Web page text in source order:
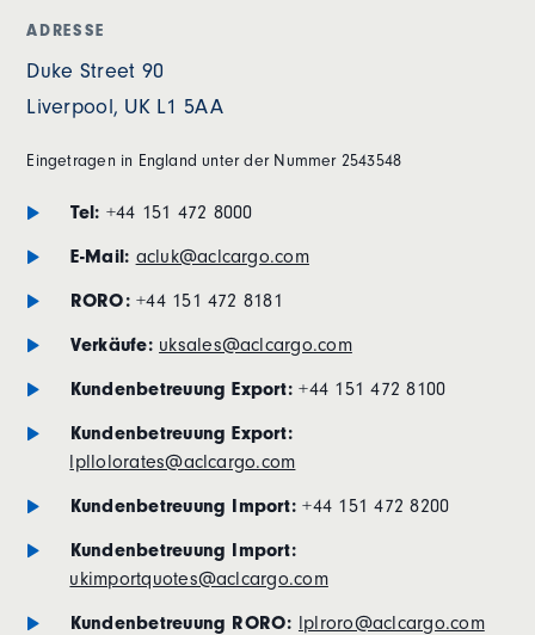
ADRESSE
Duke Street 90
Liverpool, UK L1 5AA
Eingetragen in England unter der Nummer 2543548
Tel: +44 151 472 8000
E-Mail: acluk@aclcargo.com
RORO:+44 151 472 8181
Verkäufe: uksales@aclcargo.com
Kundenbetreuung Export: +44 151 472 8100
Kundenbetreuung Export:
lpllolorates@aclcargo.com
Kundenbetreuung Import: +44 151 472 8200
Kundenbetreuung Import:
ukimportquotes@aclcargo.com
Kundenbetreuung RORO: lplroro@aclcargo.com